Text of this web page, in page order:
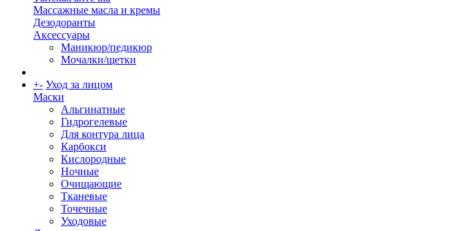
Массажные масла и кремы
Дезодоранты
Аксессуары
Маникюр/педикюр
Мочалки/щетки
+- Уход за лицом
Маски
Альгинатные
Гидрогелевые
Для контура лица
Карбокси
Кислородные
Ночные
Очищающие
Тканевые
Точечные
Уходовые